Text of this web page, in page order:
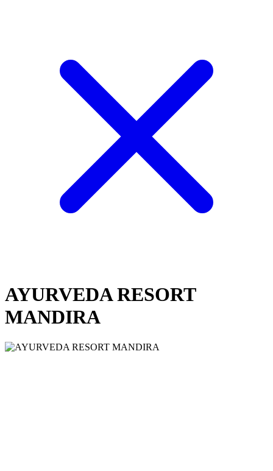
AYURVEDA RESORT
MANDIRA